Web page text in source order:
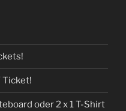
Ticket!
oder 2 x 1 T-Shirt